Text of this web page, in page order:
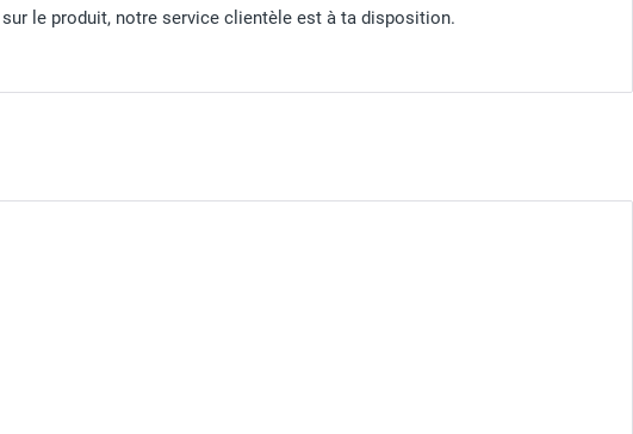
le produit, notre service clientèle est à ta disposition.